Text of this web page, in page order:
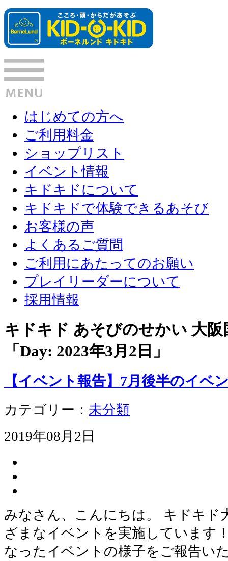
はじめての方へ
ご利用料金
ショップリスト
イベント情報
キドキドについて
キドキドで体験できるあそび
お客様の声
よくあるご質問
ご利用にあたってのお願い
プレイリーダーについて
採用情報
キドキド あそびのせかい 大
「Day: 2023年3月2日 」
【イベント報告】7月後半のイベ
カテゴリー： 未分類
2019年08月2日
みなさん、こんにちは。 キドキド
ざまなイベントを実施しています
なったイベントの様子をご報告い